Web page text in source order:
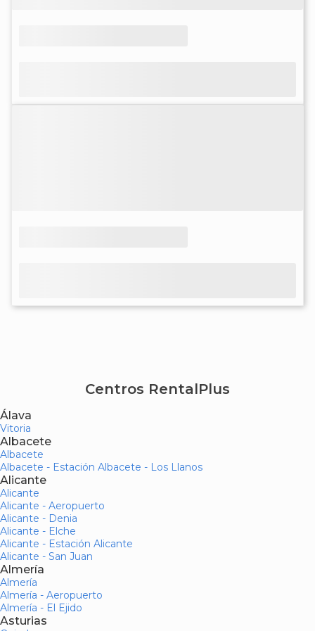
Centros RentalPlus
Álava
Vitoria
Albacete
Albacete
Albacete - Estación Albacete - Los Llanos
Alicante
Alicante
Alicante - Aeropuerto
Alicante - Denia
Alicante - Elche
Alicante - Estación Alicante
Alicante - San Juan
Almería
Almería
Almería - Aeropuerto
Almería - El Ejido
Asturias